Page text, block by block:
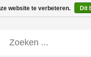
Carfume met
website te verbeteren. Dit